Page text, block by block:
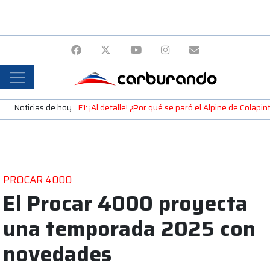
Noticias de hoy F1: ¡Al detalle! ¿Por qué se paró el Alpine de
PROCAR 4000
El Procar 4000 proyecta
una temporada 2025 con
novedades